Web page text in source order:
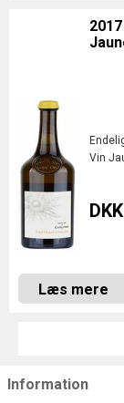
Vin
Læs mere
Information